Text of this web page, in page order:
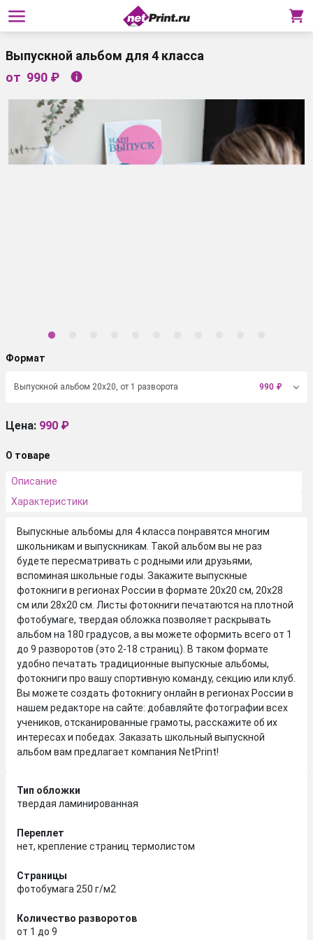
Выпускной альбом для 4 класса
от 990 ₽
Формат
Выпускной альбом 20х20, от 1 разворота 990 ₽
Цена: 990 ₽
О товаре
Описание
Характеристики
Выпускные альбомы для 4 класса понравятся многим
школьникам и выпускникам. Такой альбом вы не раз
будете пересматривать с родными или друзьями,
вспоминая школьные годы. Закажите выпускные
фотокниги в регионах России в формате 20х20 см, 20х28
см или 28х20 см. Листы фотокниги печатаются на плотной
фотобумаге, твердая обложка позволяет раскрывать
альбом на 180 градусов, а вы можете оформить всего от 1
до 9 разворотов (это 2-18 страниц). В таком формате
удобно печатать традиционные выпускные альбомы,
фотокниги про вашу спортивную команду, секцию или клуб.
Вы можете создать фотокнигу онлайн в регионах России в
нашем редакторе на сайте: добавляйте фотографии всех
учеников, отсканированные грамоты, расскажите об их
интересах и победах. Заказать школьный выпускной
альбом вам предлагает компания NetPrint!
Тип обложки
твердая ламинированная
Переплет
нет, крепление страниц термолистом
Страницы
фотобумага 250 г/м2
Количество разворотов
от 1 до 9